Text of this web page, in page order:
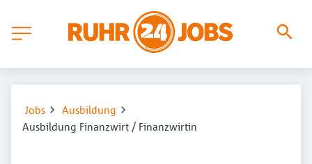
Jobs
Ausbildung
Ausbildung Finanzwirt / Finanzwirtin